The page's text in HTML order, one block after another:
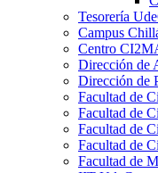
Tesorería
Campus
Centro
Dirección de
Dirección de
Facultad de
Facultad de
Facultad de
Facultad de
Facultad de